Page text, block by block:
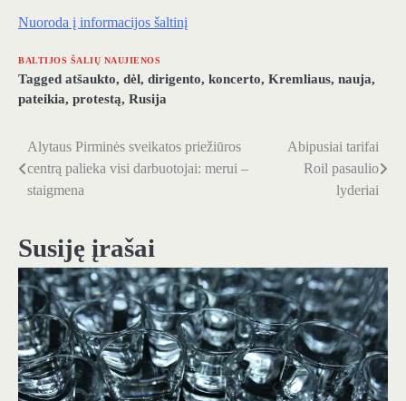
Nuoroda į informacijos šaltinį
BALTIJOS ŠALIŲ NAUJIENOS
Tagged atšaukto, dėl, dirigento, koncerto, Kremliaus, nauja,
pateikia, protestą, Rusija
Navigacija
tarp
Alytaus Pirminės sveikatos priežiūros
centrą palieka visi darbuotojai: merui –
staigmena
Abipusiai tarifai
Roil pasaulio
lyderiai
Susiję įrašai